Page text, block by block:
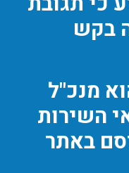
בקש
מנכ"ל
השירות
באתר